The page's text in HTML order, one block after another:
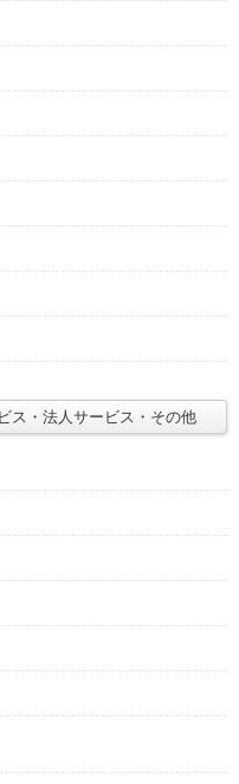
ス・法人サービス・その他